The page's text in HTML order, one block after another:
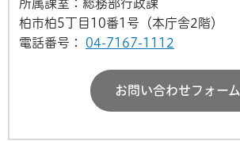
所属課室：総務部行政課
柏市柏5丁目10番1号（本庁舎2階）
電話番号：
04-7167-1112
お問い合わせフォーム